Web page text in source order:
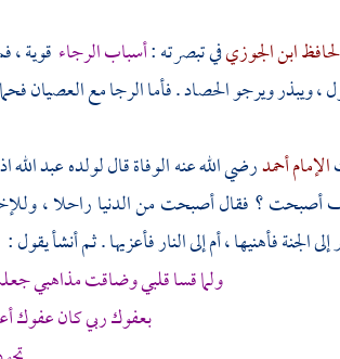
ابن الجوزيفي تبصرته :أسباب الرجاء قوية ،
، ويبذر ويرجو الحصاد . فأما الرجا مع العصيان
الإمام أحمدرضي الله عنه الوفاة قال لولدهعبد الله
أصبحت ؟ فقال أصبحت من الدنيا راحلا ،
الجنة فأهنيها ، أم إلى النار فأعزيها . ثم أنشأ يقول :
ولما قسا قلبي وضاقت مذاهبي
بعفوك ربي كان عفوك